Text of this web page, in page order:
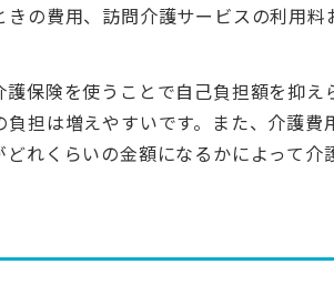
の費用、訪問介護サービスの利用料
保険を使うことで自己負担額を抑
担は増えやすいです。また、介護
れくらいの金額になるかによって介